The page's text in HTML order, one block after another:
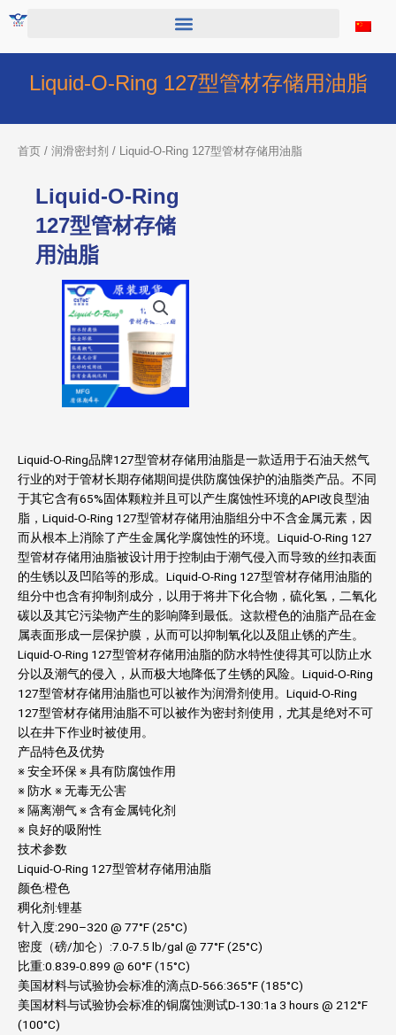
Liquid-O-Ring 127型管材存储用油脂
首页 / 润滑密封剂 / Liquid-O-Ring 127型管材存储用油脂
Liquid-O-Ring
127型管材存储
用油脂
Liquid-O-Ring品牌127型管材存储用油脂是一款适用于石油天然气
行业的对于管材长期存储期间提供防腐蚀保护的油脂类产品。不同
于其它含有65%固体颗粒并且可以产生腐蚀性环境的API改良型油
脂，Liquid-O-Ring 127型管材存储用油脂组分中不含金属元素，因
而从根本上消除了产生金属化学腐蚀性的环境。Liquid-O-Ring 127
型管材存储用油脂被设计用于控制由于潮气侵入而导致的丝扣表面
的生锈以及凹陷等的形成。Liquid-O-Ring 127型管材存储用油脂的
组分中也含有抑制剂成分，以用于将井下化合物，硫化氢，二氧化
碳以及其它污染物产生的影响降到最低。这款橙色的油脂产品在金
属表面形成一层保护膜，从而可以抑制氧化以及阻止锈的产生。
Liquid-O-Ring 127型管材存储用油脂的防水特性使得其可以防止水
分以及潮气的侵入，从而极大地降低了生锈的风险。Liquid-O-Ring
127型管材存储用油脂也可以被作为润滑剂使用。Liquid-O-Ring
127型管材存储用油脂不可以被作为密封剂使用，尤其是绝对不可
以在井下作业时被使用。
产品特色及优势
※ 安全环保 ※ 具有防腐蚀作用
※ 防水 ※ 无毒无公害
※ 隔离潮气 ※ 含有金属钝化剂
※ 良好的吸附性
技术参数
Liquid-O-Ring 127型管材存储用油脂
颜色:橙色
稠化剂:锂基
针入度:290–320 @ 77°F (25°C)
密度（磅/加仑）:7.0-7.5 lb/gal @ 77°F (25°C)
比重:0.839-0.899 @ 60°F (15°C)
美国材料与试验协会标准的滴点D-566:365°F (185°C)
美国材料与试验协会标准的铜腐蚀测试D-130:1a 3 hours @ 212°F
(100°C)